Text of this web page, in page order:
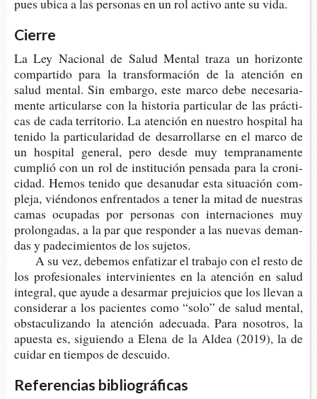
pues ubica a las per­so­nas en un rol acti­vo ante su vida.
Cierre
La Ley Nacio­nal de Salud Men­tal traza un hori­zon­te
com­par­ti­do para la trans­for­ma­ción de la aten­ción en
salud men­tal. Sin embar­go, este marco debe nece­sa­ria­
men­te arti­cu­lar­se con la his­to­ria par­ti­cu­lar de las prác­ti­
cas de cada terri­to­rio. La aten­ción en nues­tro hos­pi­tal ha
teni­do la par­ti­cu­la­ri­dad de desa­rro­llar­se en el marco de
un hos­pi­tal gene­ral, pero desde muy tem­pra­na­men­te
cum­plió con un rol de ins­ti­tu­ción pen­sa­da para la cro­ni­
ci­dad. Hemos teni­do que des­anu­dar esta situa­ción com­
ple­ja, vién­do­nos enfren­ta­dos a tener la mitad de nues­tras
camas ocu­pa­das por per­so­nas con inter­na­cio­nes muy
pro­lon­ga­das, a la par que res­pon­der a las nue­vas deman­
das y pade­ci­mien­tos de los sujetos.
A su vez, debe­mos enfa­ti­zar el tra­ba­jo con el resto de
los pro­fe­sio­na­les inter­vi­nien­tes en la aten­ción en salud
inte­gral, que ayude a des­ar­mar pre­jui­cios que los lle­van a
con­si­de­rar a los pacien­tes como “solo” de salud men­tal,
obs­ta­cu­li­zan­do la aten­ción ade­cua­da. Para noso­tros, la
apues­ta es, siguien­do a Elena de la Aldea (2019), la de
cui­dar en tiem­pos de descuido.
Referencias bibliográficas